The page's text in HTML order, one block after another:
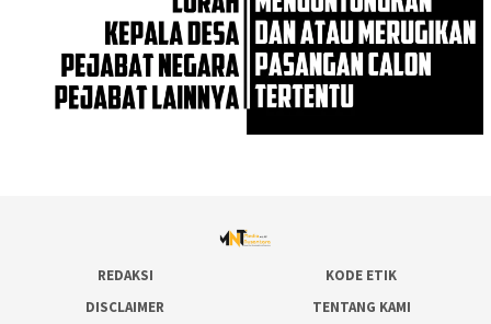
REDAKSI
KODE ETIK
DISCLAIMER
TENTANG KAMI